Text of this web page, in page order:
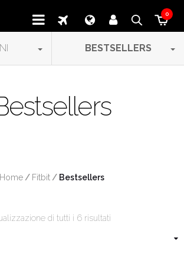
0
BESTSELLERS
Home / Fitbit / Bestsellers
di tutti i 6 risultati